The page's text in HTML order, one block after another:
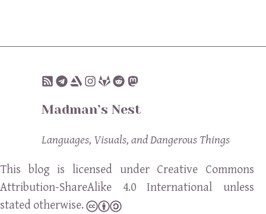
Madman’s Nest
Languages, Visuals, and Dangerous Things
This blog is licensed under Creative Commons
Attribution-ShareAlike 4.0 International unless
stated otherwise.